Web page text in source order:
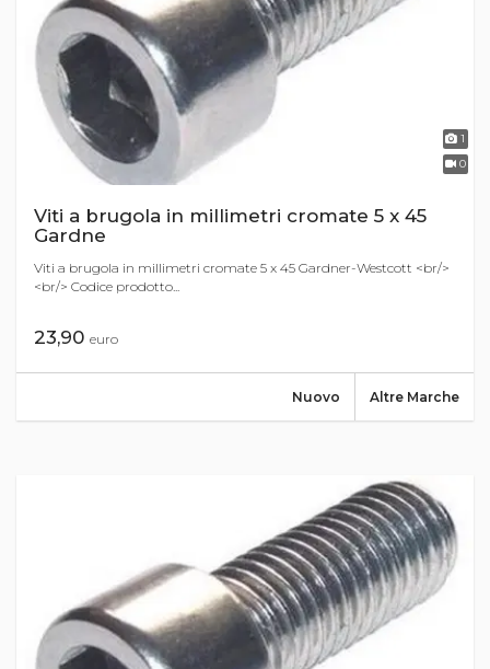
1
0
Viti a brugola in millimetri cromate 5 x 45
Gardne
Viti a brugola in millimetri cromate 5 x 45 Gardner-Westcott <br/>
<br/> Codice prodotto...
23,90 euro
Altre Marche
Nuovo